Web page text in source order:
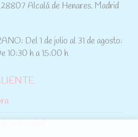
Alcalá de Henares. Madrid
Del 1 de julio al 31 de agosto:
10:30 h a 15:00 h
privacidad